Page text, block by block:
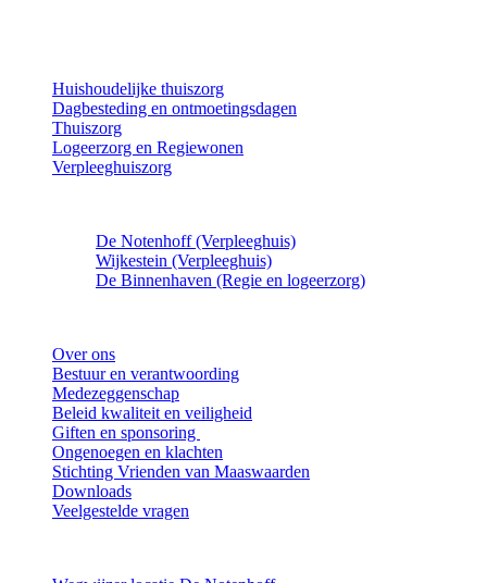
Huishoudelijke thuiszorg
Dagbesteding en ontmoetingsdagen
Thuiszorg
Logeerzorg en Regiewonen
Verpleeghuiszorg
De Notenhoff (Verpleeghuis)
Wijkestein (Verpleeghuis)
De Binnenhaven (Regie en logeerzorg)
Over ons
Bestuur en verantwoording
Medezeggenschap
Beleid kwaliteit en veiligheid
Giften en sponsoring
Ongenoegen en klachten
Stichting Vrienden van Maaswaarden
Downloads
Veelgestelde vragen